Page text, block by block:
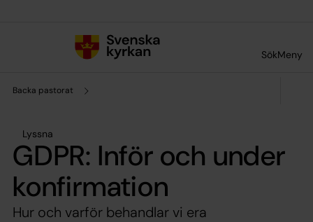
SökMeny
Backa pastorat
Lyssna
GDPR: Inför och under
konfirmation
Hur och varför behandlar vi era